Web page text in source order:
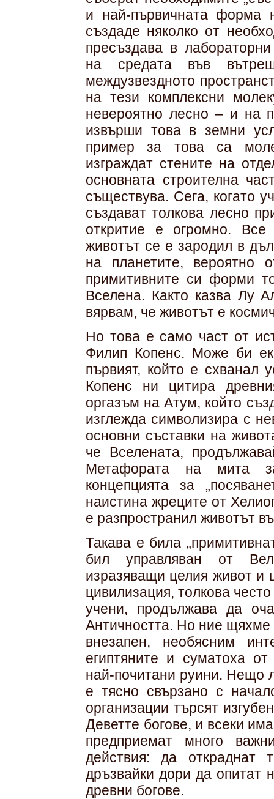
и най-първичната форма
създаде няколко от
пресъздава в
на средата във
междузвездното
на тези комплексни
невероятно лесно – и на
извърши това в земни
пример за това са
изграждат стените на
основната строителна
съществува. Сега, когато
създават толкова лесно
откритие е огромно. Все
животът се е зародил в
на планетите,
примитивните си форми
Вселена. Както казва Лу
вярвам, че животът е
Но това е само част от
Филип Копенс. Може би
първият, който е схванал
Копенс ни цитира
оргазъм на Атум, който
изглежда символизира с
основни съставки на
че Вселената,
Метафората на мита
концепцията за
наистина жреците от
е разпространил животът
Такава е била
бил управляван от
изразяващи целия живот и
цивилизация, толкова
учени, продължава да
Античността. Но ние
внезапен, необясним
египтяните и суматоха
най-почитани руини. Нещо
е тясно свързано с
организации търсят
Деветте богове, и всеки
предприемат много
действия: да откраднат
дръзвайки дори да опитат
древни богове.